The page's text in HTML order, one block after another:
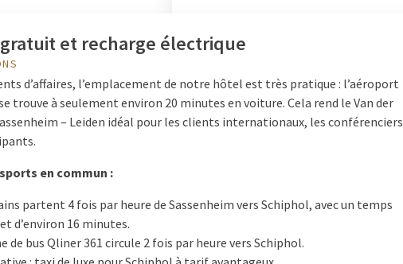
et recharge électrique
d’affaires, l’emplacement de notre hôtel est très pratique : l’aéroport
trouve à seulement environ 20 minutes en voiture. Cela rend le Van der
– Leiden idéal pour les clients internationaux, les conférenciers
en commun :
partent 4 fois par heure de Sassenheim vers Schiphol, avec un temps
d’environ 16 minutes.
de bus Qliner 361 circule 2 fois par heure vers Schiphol.